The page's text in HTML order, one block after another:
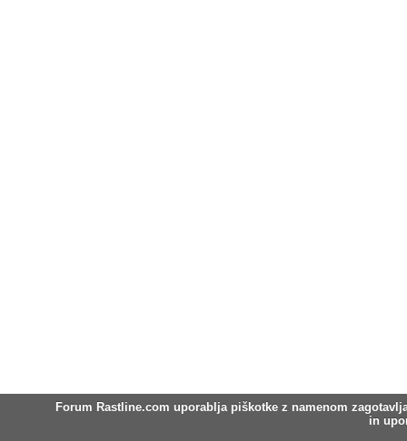
Forum Rastline.com uporablja piškotke z namenom
in